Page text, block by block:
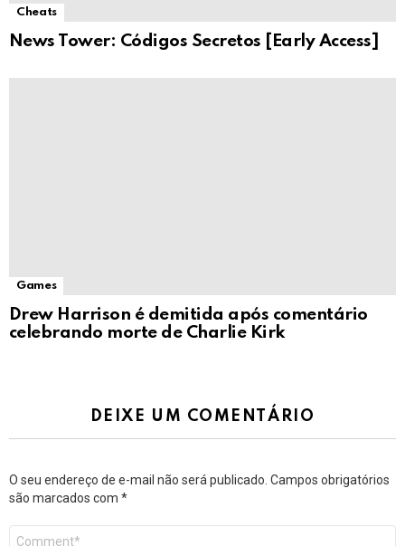
Cheats
News Tower: Códigos Secretos [Early Access]
Games
Drew Harrison é demitida após comentário
celebrando morte de Charlie Kirk
DEIXE UM COMENTÁRIO
O seu endereço de e-mail não será publicado. Campos obrigatórios
são marcados com *